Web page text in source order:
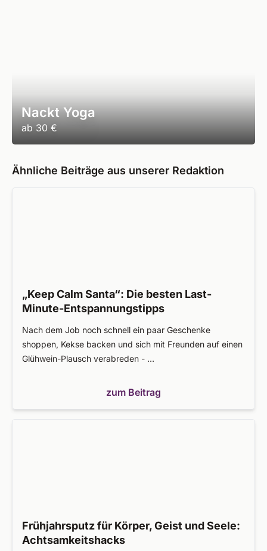
Nackt Yoga
ab 30 €
Ähnliche Beiträge aus unserer Redaktion
„Keep Calm Santa“: Die besten Last-
Minute-Entspannungstipps
Nach dem Job noch schnell ein paar Geschenke
shoppen, Kekse backen und sich mit Freunden auf einen
Glühwein-Plausch verabreden - …
zum Beitrag
Frühjahrsputz für Körper, Geist und Seele:
Achtsamkeitshacks